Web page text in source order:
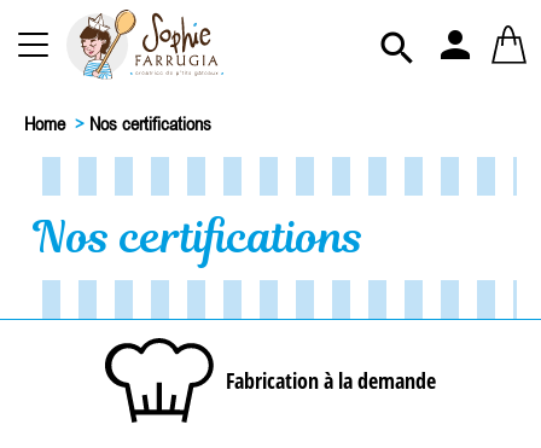
 person
Home > Nos certifications
Nos certifications
Fabrication à la demande